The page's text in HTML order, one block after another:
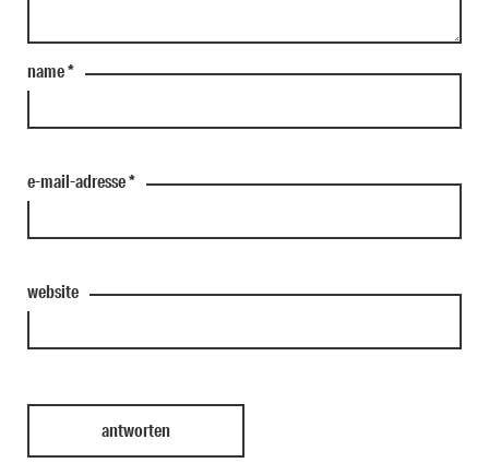
name*
e-mail-adresse*
website